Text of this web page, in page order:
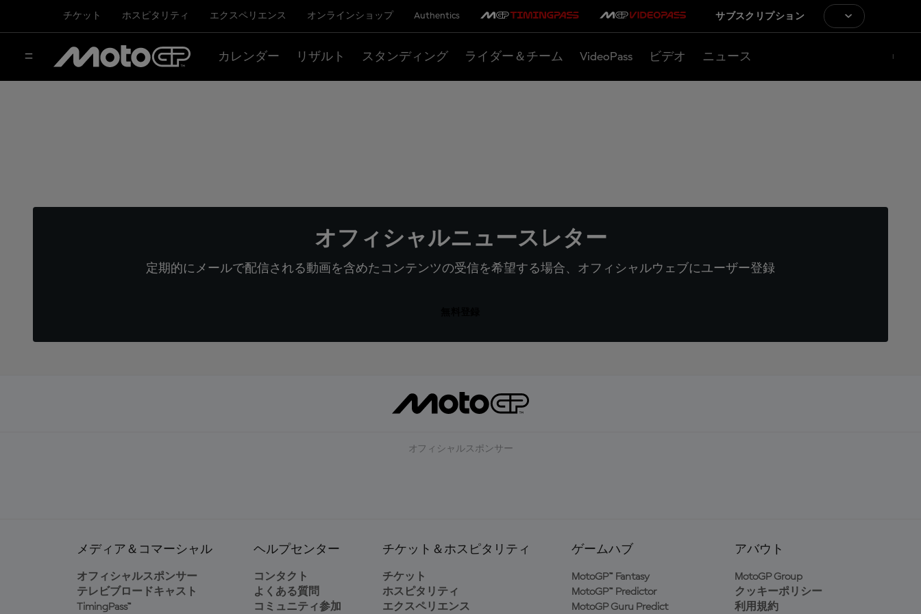
チケット ホスピタリティ エクスペリエンス オンラインショップ Authentics サブスクリプション
カレンダー リザルト スタンディング ライダー＆チーム VideoPass ビデオ ニュース
オフィシャルニュースレター
定期的にメールで配信される動画を含めたコンテンツの受信を希望する場合、オフィシャルウェブにユーザー登録
オフィシャルスポンサー
メディア＆コマーシャル
オフィシャルスポンサー
テレビブロードキャスト
TimingPass™
ヘルプセンター
コンタクト
よくある質問
コミュニティ参加
チケット＆ホスピタリティ
チケット
ホスピタリティ
エクスペリエンス
ゲームハブ
MotoGP™ Fantasy
MotoGP™ Predictor
MotoGP Guru Predict
アバウト
MotoGP Group
クッキーポリシー
利用規約